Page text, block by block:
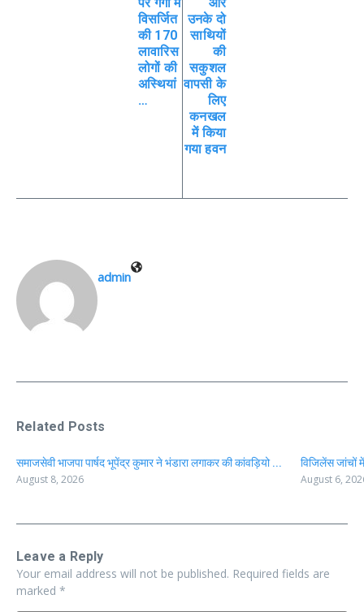
विसर्जित
की 170
लावारिस
लोगों की
अस्थियां
…
उनके दो
साथियों
की
सकुशल
वापसी के
लिए
कनखल
में किया
गया हवन
admin
Related Posts
समाजसेवी भाजपा पार्षद भूपेंद्र कुमार ने भंडारा लगाकर की कांवड़ियो ...
August 8, 2026
विजिलेंस जांचों
August 6,
Leave a Reply
Your email address will not be published. Required fields are
marked *